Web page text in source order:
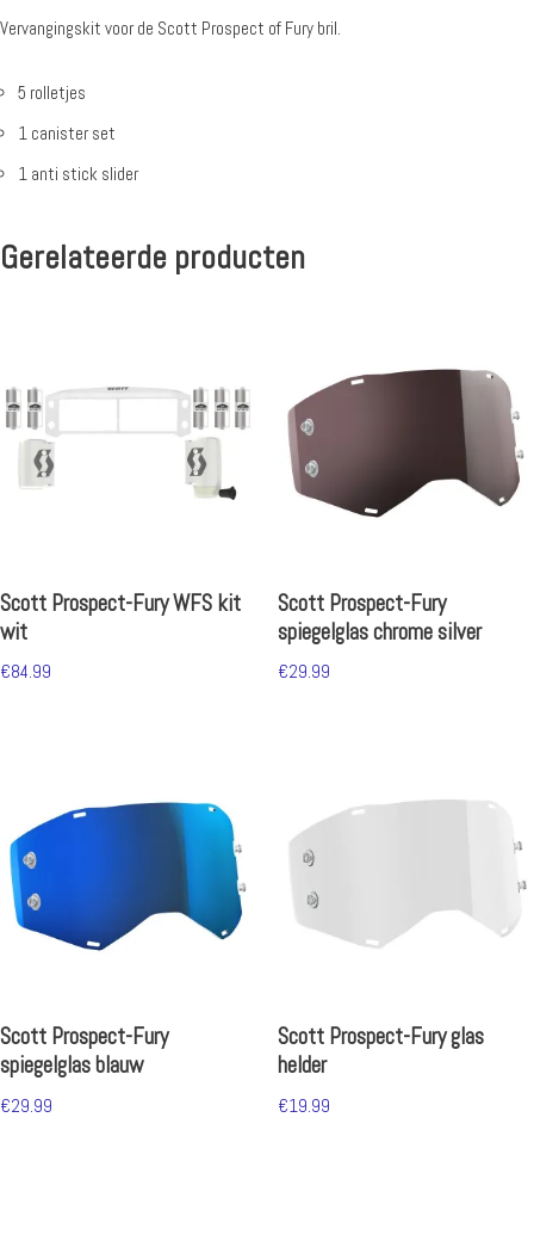
Vervangingskit voor de Scott Prospect of Fury bril.
5 rolletjes
1 canister set
1 anti stick slider
Gerelateerde producten
Scott Prospect-Fury WFS kit
wit
€84.99
Scott Prospect-Fury
spiegelglas chrome silver
€29.99
Scott Prospect-Fury
spiegelglas blauw
€29.99
Scott Prospect-Fury glas
helder
€19.99